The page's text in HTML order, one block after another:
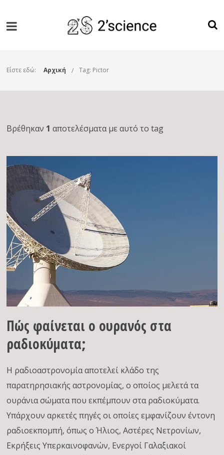
Είστε εδώ: Αρχική Tag: Pictor
Βρέθηκαν 1 αποτελέσματα με αυτό το tag
Πώς φαίνεται ο ουρανός στα
ραδιοκύματα;
Η ραδιοαστρονομία αποτελεί κλάδο της
παρατηρησιακής αστρονομίας, ο οποίος μελετά τα
ουράνια σώματα που εκπέμπουν στα ραδιοκύματα.
Υπάρχουν αρκετές πηγές οι οποίες εμφανίζουν έντονη
ραδιοεκπομπή, όπως ο Ήλιος, Αστέρες Νετρονίων,
Εκρήξεις Υπερκαινοφανών, Ενεργοί Γαλαξιακοί